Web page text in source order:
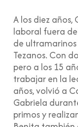
A los diez
laboral fuera
de ultramarinos
Tezanos. Con
pero a los 15
trabajar en la
años, volvió a
Gabriela
primos y